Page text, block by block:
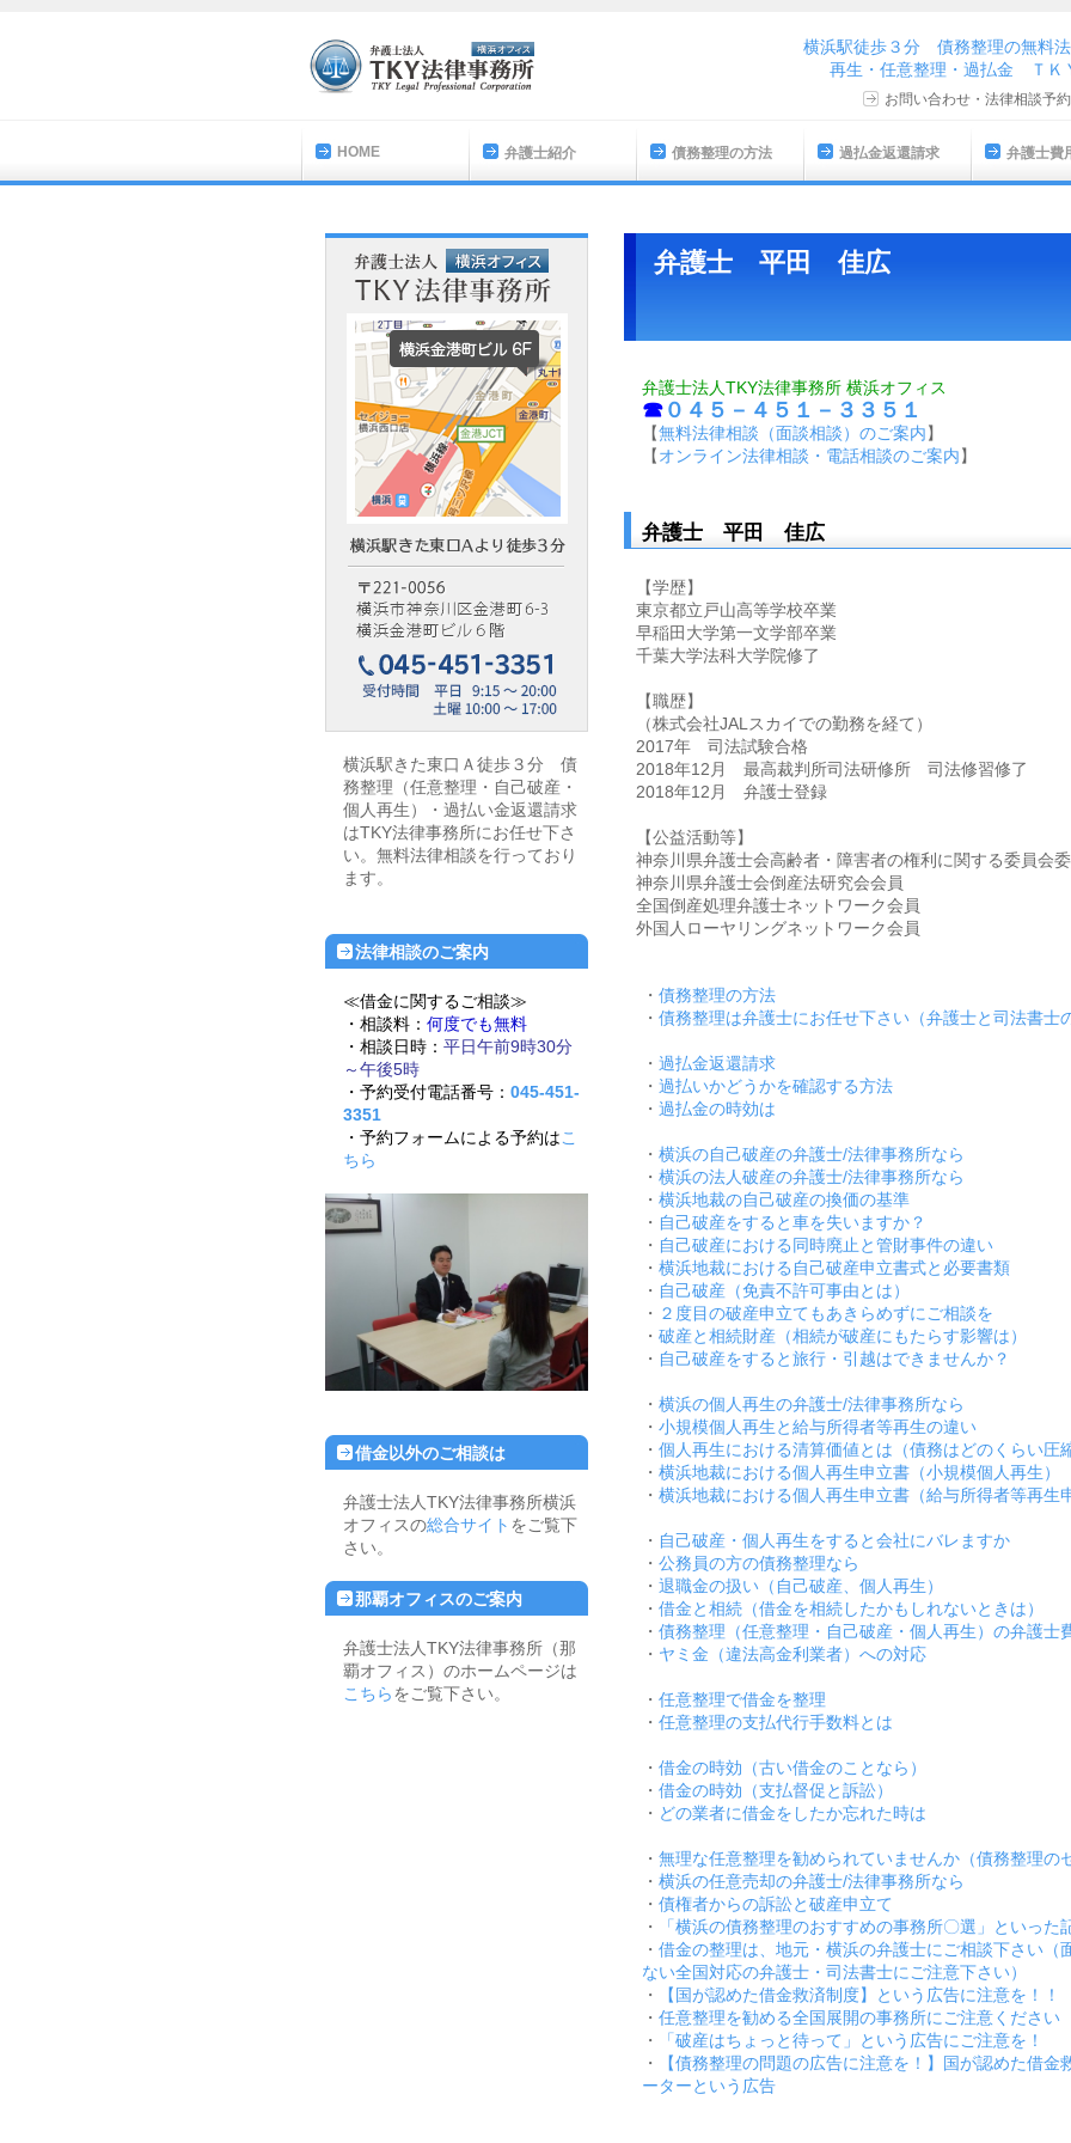
横浜駅徒歩３分 債務整理の無料
再生・任意整理・過払金 Ｔ
お問い合わせ・法律相談予約
HOME 弁護士紹介 債務整理の方法 過払金返還請求 弁護士費
弁護士 平田 佳広
弁護士法人TKY法律事務所 横浜オフィス
☎ ０４５－４５１－３３５１
【無料法律相談（面談相談）のご案内】
【オンライン法律相談・電話相談のご案内】
弁護士 平田 佳広
【学歴】
東京都立戸山高等学校卒業
早稲田大学第一文学部卒業
千葉大学法科大学院修了
【職歴】
（株式会社JALスカイでの勤務を経て）
2017年 司法試験合格
2018年12月 最高裁判所司法研修所 司法修習修了
2018年12月 弁護士登録
【公益活動等】
神奈川県弁護士会高齢者・障害者の権利に関する委員会
神奈川県弁護士会倒産法研究会会員
全国倒産処理弁護士ネットワーク会員
外国人ローヤリングネットワーク会員
・ 債務整理の方法
・ 債務整理は弁護士にお任せ下さい（弁護士と司法書士
・ 過払金返還請求
・ 過払いかどうかを確認する方法
・ 過払金の時効は
・ 横浜の自己破産の弁護士/法律事務所なら
・ 横浜の法人破産の弁護士/法律事務所なら
・ 横浜地裁の自己破産の換価の基準
・ 自己破産をすると車を失いますか？
・ 自己破産における同時廃止と管財事件の違い
・ 横浜地裁における 自己破産申立書式と必要書類
・ 自己破産（免責不許可事由とは）
・ ２度目の破産申立てもあきらめずにご相談を
・ 破産と相続財産（相続が破産にもたらす影響は）
・ 自己破産をすると旅行・引越はできませんか？
・ 横浜の個人再生の弁護士/法律事務所なら
・ 小規模個人再生と給与所得者等再生の違い
・ 個人再生における清算価値とは（債務はどのくらい圧
・ 横浜地裁における個人再生申立書（小規模個人再生）
・ 横浜地裁における個人再生申立書（給与所得者等再生
・ 自己破産・個人再生をすると会社にバレますか
・ 公務員の方の債務整理なら
・ 退職金の扱い（自己破産、個人再生）
・ 借金と相続（借金を相続したかもしれないときは）
・ 債務整理（任意整理・自己破産・個人再生）の弁護士
・ ヤミ金（違法高金利業者）への対応
・ 任意整理で借金を整理
・ 任意整理の支払代行手数料とは
・ 借金の時効（古い借金のことなら）
・ 借金の時効（支払督促と訴訟）
・ どの業者に借金をしたか忘れた時は
・ 無理な任意整理を勧められていませんか（債務整理の
・ 横浜の任意売却の弁護士/法律事務所なら
・ 債権者からの訴訟と破産申立て
・
「横浜の債務整理のおすすめの事務所〇選」といった
・ 借金の整理は、地元・横浜の弁護士にご相談下さい（
ない全国対応の弁護士・司法書士にご注意下さい）
・
【国が認めた借金救済制度】という広告に注意を！！
・ 任意整理を勧める全国展開の事務所にご注意ください
・
「破産はちょっと待って」という広告にご注意を！
・
【債務整理の問題の広告に注意を！】国が認めた借金
ーターという広告
横浜駅きた東口Ａ徒歩３分 債
務整理（任意整理・自己破産・
個人再生）・過払い金返還請求
はTKY法律事務所にお任せ下さ
い。無料法律相談を行っており
ます。
法律相談のご案内
≪借金に関するご相談≫
・相談料： 何度でも無料
・相談日時： 平日午前9時30分
～午後5時
・予約受付電話番号： 045-451-
3351
・予約フォームによる予約はこ
ちら
借金以外のご相談は
弁護士法人TKY法律事務所横浜
オフィスの総合サイト をご覧下
さい。
那覇オフィスのご案内
弁護士法人TKY法律事務所（那
覇オフィス）のホームページは
こちらをご覧下さい。